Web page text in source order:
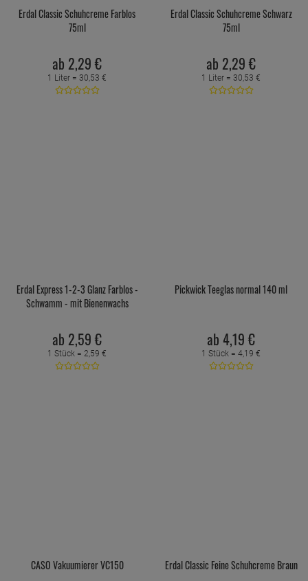
Erdal Classic Schuhcreme Farblos
75ml
ab 2,29 €
1 Liter = 30,53 €
Erdal Classic Schuhcreme Schwarz
75ml
ab 2,29 €
1 Liter = 30,53 €
Erdal Express 1-2-3 Glanz Farblos -
Schwamm - mit Bienenwachs
ab 2,59 €
1 Stück = 2,59 €
Pickwick Teeglas normal 140 ml
ab 4,19 €
1 Stück = 4,19 €
CASO Vakuumierer VC150 Erdal Classic Feine Schuhcreme Braun